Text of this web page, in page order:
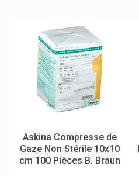
Bausch & Lomb
Bayer Bepanthen, Bepanthol
Be-Life / Bio-Life Compléments
Beauty Of Joseon Produits
Beehub Miel / Propolis / Pollen
Askina Compresse de
Gaze Non Stérile 10x10
cm 100 Pièces B. Braun